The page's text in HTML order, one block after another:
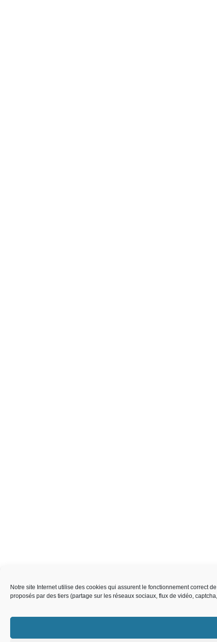
Notre site Internet utilise des cookies qui assurent le fonctionnement correct
proposés par des tiers (partage sur les réseaux sociaux, flux de vidéo,